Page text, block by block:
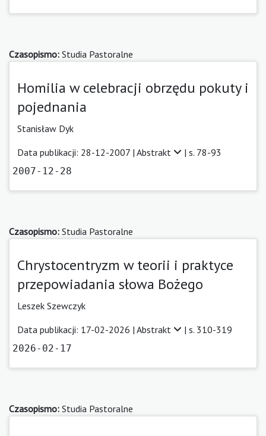
Czasopismo: Studia Pastoralne
Homilia w celebracji obrzędu pokuty i
pojednania
Stanisław Dyk
Data publikacji: 28-12-2007 | Abstrakt | s. 78-93
2007-12-28
Czasopismo: Studia Pastoralne
Chrystocentryzm w teorii i praktyce
przepowiadania słowa Bożego
Leszek Szewczyk
Data publikacji: 17-02-2026 | Abstrakt | s. 310-319
2026-02-17
Czasopismo: Studia Pastoralne